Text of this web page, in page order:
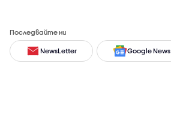
Последвайте ни
NewsLetter Google News